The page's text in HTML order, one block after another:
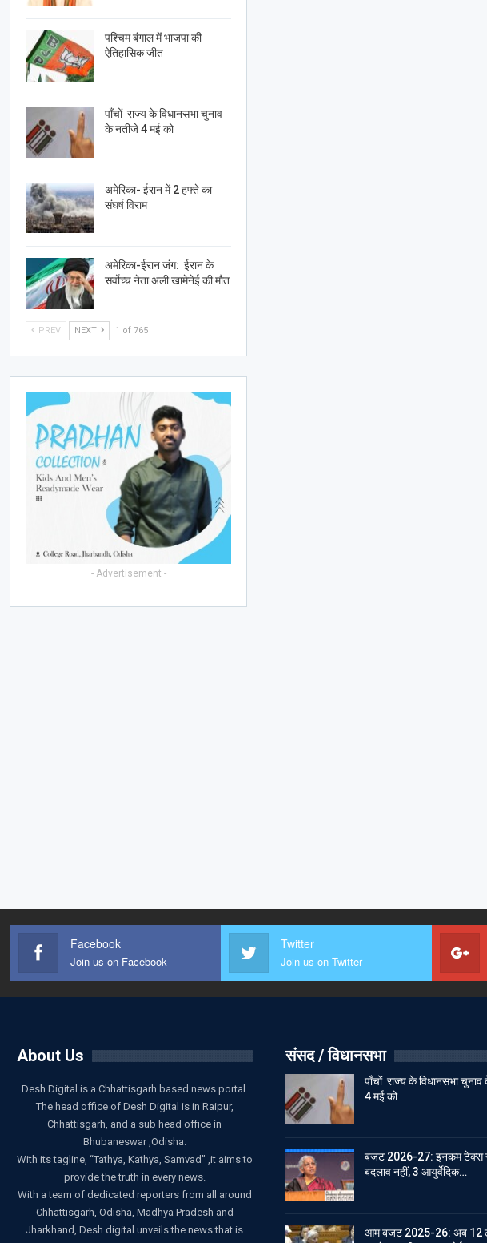
पश्चिम बंगाल में भाजपा की
ऐतिहासिक जीत
पाँचों राज्य के विधानसभा चुनाव
के नतीजे 4 मई को
अमेरिका- ईरान में 2 हफ्ते का
संघर्ष विराम
अमेरिका-ईरान जंग: ईरान के
सर्वोच्च नेता अली खामेनेई की मौत
PREV NEXT 1 of 765
- Advertisement -
Facebook
Join us on Facebook
Twitter
Join us on Twitter
About Us
Desh Digital is a Chhattisgarh based news portal.
The head office of Desh Digital is in Raipur,
Chhattisgarh, and a sub head office in
Bhubaneswar ,Odisha.
With its tagline, “Tathya, Kathya, Samvad” ,it aims to
provide the truth in every news.
With a team of dedicated reporters from all around
Chhattisgarh, Odisha, Madhya Pradesh and
Jharkhand, Desh digital unveils the news that is
संसद / विधानसभा
पाँचों राज्य के विधानसभा
4 मई को
बजट 2026-27: इनकम टेक्स
बदलाव नहीं, 3 आयुर्वेदिक…
आम बजट 2025-26: अब 12